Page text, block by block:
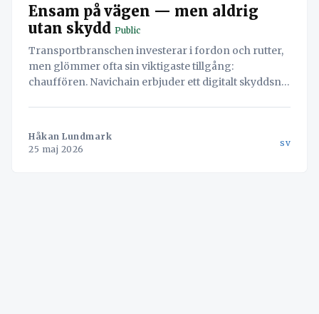
Ensam på vägen — men aldrig
utan skydd Public
Transportbranschen investerar i fordon och rutter,
men glömmer ofta sin viktigaste tillgång:
chauffören. Navichain erbjuder ett digitalt skyddsnät
Håkan Lundmark
25 maj 2026
sv